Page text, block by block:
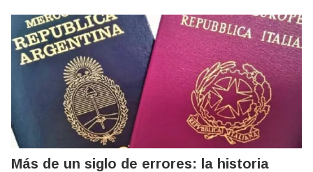
Más de un siglo de errores: la historia